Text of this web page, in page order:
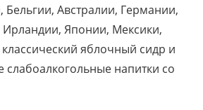
Бельгии, Австралии, Германии,
Японии, Мексики,
яблочный сидр и
слабоалкогольные напитки со